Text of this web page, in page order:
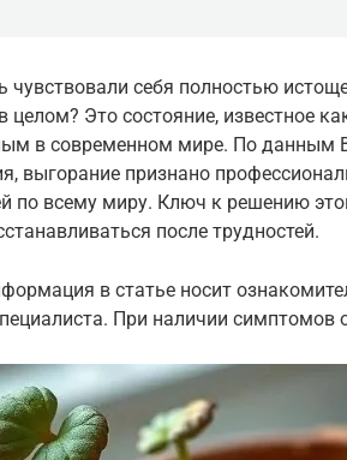
чувствовали себя полностью
целом? Это состояние, известное
в современном мире. По данным
выгорание признано
по всему миру. Ключ к решению
после трудностей.
в статье носит
При наличии симптомов